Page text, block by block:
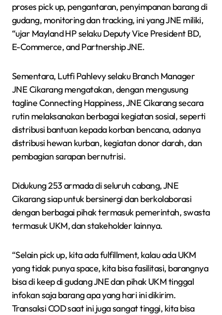
proses pick up, pengantaran, penyimpanan barang di
gudang, monitoring dan tracking, ini yang JNE miliki,
“ujar Mayland HP selaku Deputy Vice President BD,
E-Commerce, and Partnership JNE.
Sementara, Lutfi Pahlevy selaku Branch Manager
JNE Cikarang mengatakan, dengan mengusung
tagline Connecting Happiness, JNE Cikarang secara
rutin melaksanakan berbagai kegiatan sosial, seperti
distribusi bantuan kepada korban bencana, adanya
distribusi hewan kurban, kegiatan donor darah, dan
pembagian sarapan bernutrisi.
Didukung 253 armada di seluruh cabang, JNE
Cikarang siap untuk bersinergi dan berkolaborasi
dengan berbagai pihak termasuk pemerintah, swasta
termasuk UKM, dan stakeholder lainnya.
“Selain pick up, kita ada fulfillment, kalau ada UKM
yang tidak punya space, kita bisa fasilitasi, barangnya
bisa di keep di gudang JNE dan pihak UKM tinggal
infokan saja barang apa yang hari ini dikirim.
Transaksi COD saat ini juga sangat tinggi, kita bisa